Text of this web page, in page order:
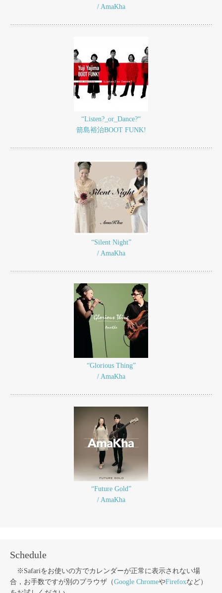
/ AmaKha
“Listen?_or_Dance?“
箭島裕治BOOT FUNK!
“Silent Night”
/ AmaKha
“Glorious Thing”
/ AmaKha
“Future Gold”
/ AmaKha
Schedule
※Safariをお使いの方でカレンダーが正常に表示されない場
合，お手数ですが別のブラウザ（Google ChromeやFirefoxなど）